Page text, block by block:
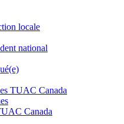
locale
national
TUAC Canada
Canada